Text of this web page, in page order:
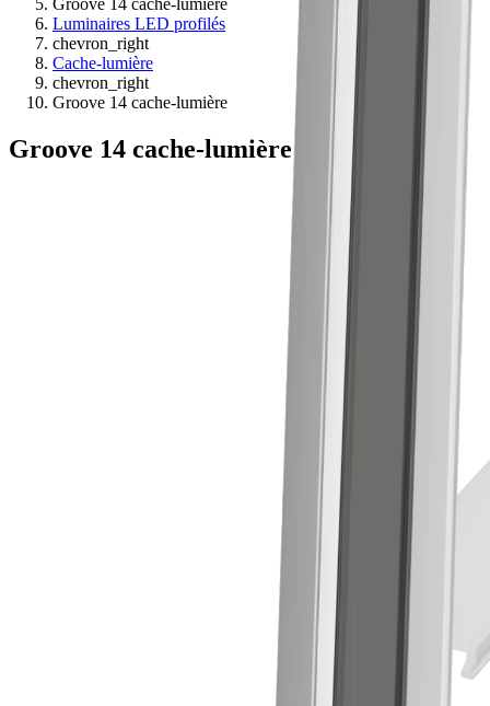
Luminaires LED profilés
chevron_right
Cache-lumière
chevron_right
Groove 14 cache-lumière
Groove 14 cache-lumière